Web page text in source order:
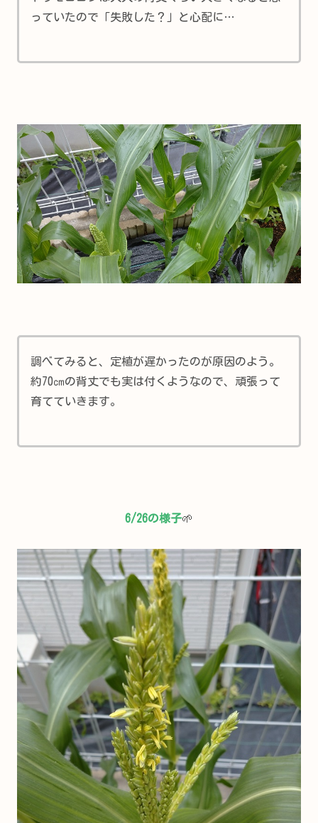
っていたので「失敗した？」と心配に…
調べてみると、定植が遅かったのが原因のよう。
約70㎝の背丈でも実は付くようなので、頑張って
育てていきます。
6/26の様子🌱